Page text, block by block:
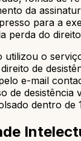
da
para a
perda do
utilizou o
de
e-mail
de desistência
dentro de